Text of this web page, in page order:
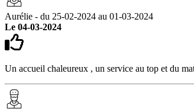
Aurélie - du 25-02-2024 au 01-03-2024
Le 04-03-2024
Un accueil chaleureux , un service au top et du